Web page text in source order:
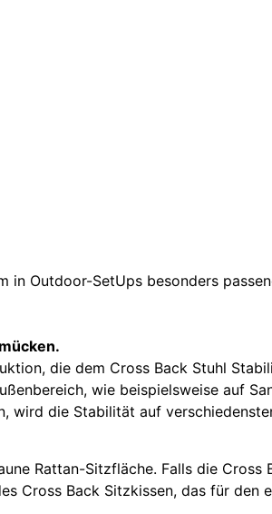
Outdoor-SetUps besonders
die dem Cross Back Stuhl
wie beispielsweise auf
die Stabilität auf
Rattan-Sitzfläche. Falls die Cross
Cross Back Sitzkissen, das für den